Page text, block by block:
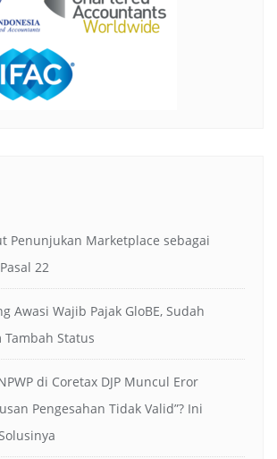
Penunjukan Marketplace sebagai
22
Awasi Wajib Pajak GloBE, Sudah
Status
di Coretax DJP Muncul Eror
Pengesahan Tidak Valid”? Ini